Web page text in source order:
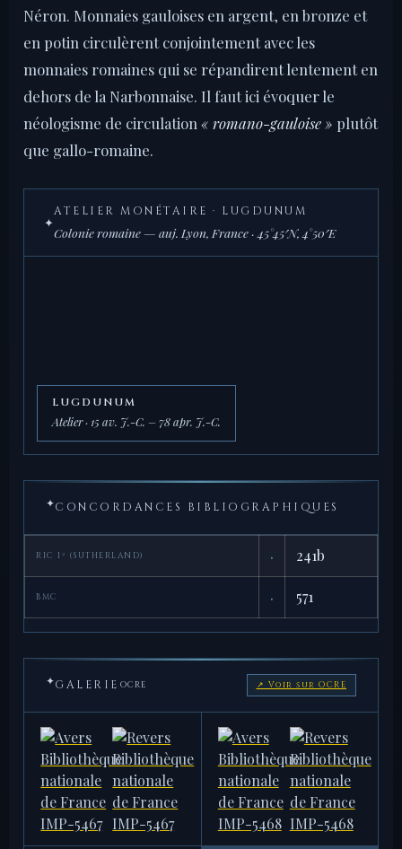
Néron. Monnaies gauloises en argent, en bronze et
en potin circulèrent conjointement avec les
monnaies romaines qui se répandirent lentement en
dehors de la Narbonnaise. Il faut ici évoquer le
néologisme de circulation « romano-gauloise » plutôt
que gallo-romaine.
✦
ATELIER MONÉTAIRE · LUGDUNUM
Colonie romaine — auj. Lyon, France · 45°45′N, 4°50′E
LUGDUNUM
Atelier · 15 av. J.-C. – 78 apr. J.-C.
✦CONCORDANCES BIBLIOGRAPHIQUES
RIC I² (SUTHERLAND) · 241b
BMC · 571
✦GALERIE OCRE ↗ Voir sur OCRE